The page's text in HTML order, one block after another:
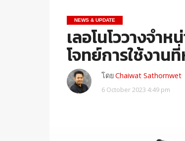
NEWS & UPDATE
เลอโนโววางจำ
โจทย์การใช้งาน
โดยChaiwat Sathornwet
6 October 2023 4:49 pm